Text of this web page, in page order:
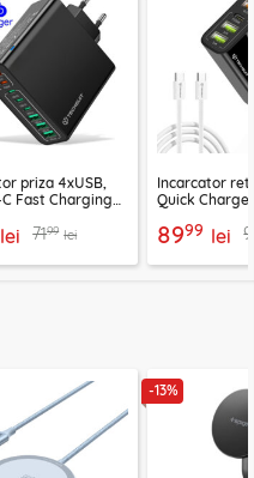
priza 4xUSB,
Fast Charging
lei 7199 lei
Incarcator
Quick Charge
CHC2
8999 lei
-13%